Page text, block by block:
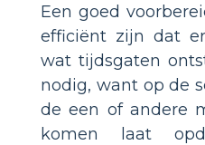
Een goed
efficiënt zijn dat
wat tijdsgaten
nodig, want op de
de een of andere
komen laat